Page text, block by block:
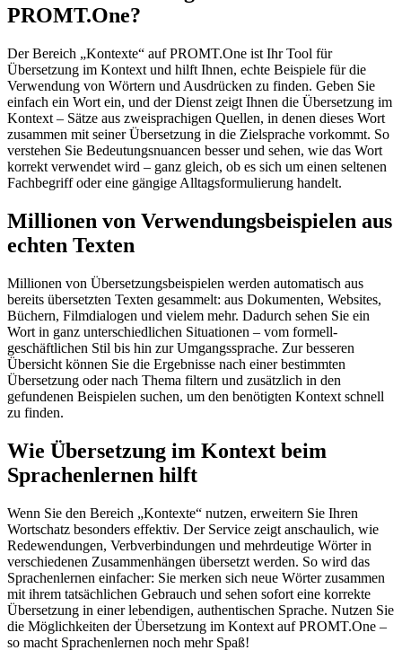
PROMT.One?
Der Bereich „Kontexte“ auf PROMT.One ist Ihr Tool für
Übersetzung im Kontext und hilft Ihnen, echte Beispiele für die
Verwendung von Wörtern und Ausdrücken zu finden. Geben Sie
einfach ein Wort ein, und der Dienst zeigt Ihnen die Übersetzung im
Kontext – Sätze aus zweisprachigen Quellen, in denen dieses Wort
zusammen mit seiner Übersetzung in die Zielsprache vorkommt. So
verstehen Sie Bedeutungsnuancen besser und sehen, wie das Wort
korrekt verwendet wird – ganz gleich, ob es sich um einen seltenen
Fachbegriff oder eine gängige Alltagsformulierung handelt.
Millionen von Verwendungsbeispielen aus
echten Texten
Millionen von Übersetzungsbeispielen werden automatisch aus
bereits übersetzten Texten gesammelt: aus Dokumenten, Websites,
Büchern, Filmdialogen und vielem mehr. Dadurch sehen Sie ein
Wort in ganz unterschiedlichen Situationen – vom formell-
geschäftlichen Stil bis hin zur Umgangssprache. Zur besseren
Übersicht können Sie die Ergebnisse nach einer bestimmten
Übersetzung oder nach Thema filtern und zusätzlich in den
gefundenen Beispielen suchen, um den benötigten Kontext schnell
zu finden.
Wie Übersetzung im Kontext beim
Sprachenlernen hilft
Wenn Sie den Bereich „Kontexte“ nutzen, erweitern Sie Ihren
Wortschatz besonders effektiv. Der Service zeigt anschaulich, wie
Redewendungen, Verbverbindungen und mehrdeutige Wörter in
verschiedenen Zusammenhängen übersetzt werden. So wird das
Sprachenlernen einfacher: Sie merken sich neue Wörter zusammen
mit ihrem tatsächlichen Gebrauch und sehen sofort eine korrekte
Übersetzung in einer lebendigen, authentischen Sprache. Nutzen Sie
die Möglichkeiten der Übersetzung im Kontext auf PROMT.One –
so macht Sprachenlernen noch mehr Spaß!